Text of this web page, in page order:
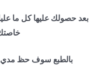
بعد حصولك عليها كل ما
بالطبع سوف حظ مدي